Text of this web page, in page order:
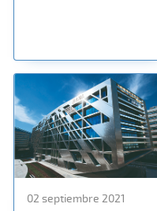
02 septiembre 2021